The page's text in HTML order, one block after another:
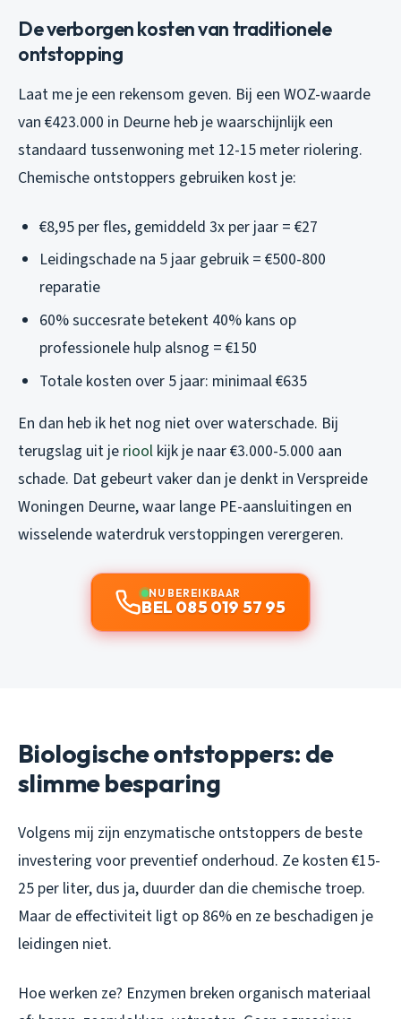
De verborgen kosten van traditionele
ontstopping
Laat me je een rekensom geven. Bij een WOZ-waarde
van €423.000 in Deurne heb je waarschijnlijk een
standaard tussenwoning met 12-15 meter riolering.
Chemische ontstoppers gebruiken kost je:
€8,95 per fles, gemiddeld 3x per jaar = €27
Leidingschade na 5 jaar gebruik = €500-800
reparatie
60% succesrate betekent 40% kans op
professionele hulp alsnog = €150
Totale kosten over 5 jaar: minimaal €635
En dan heb ik het nog niet over waterschade. Bij
terugslag uit je riool kijk je naar €3.000-5.000 aan
schade. Dat gebeurt vaker dan je denkt in Verspreide
Woningen Deurne, waar lange PE-aansluitingen en
wisselende waterdruk verstoppingen verergeren.
NU BEREIKBAAR
BEL 085 019 57 95
Biologische ontstoppers: de
slimme besparing
Volgens mij zijn enzymatische ontstoppers de beste
investering voor preventief onderhoud. Ze kosten €15-
25 per liter, dus ja, duurder dan die chemische troep.
Maar de effectiviteit ligt op 86% en ze beschadigen je
leidingen niet.
Hoe werken ze? Enzymen breken organisch materiaal